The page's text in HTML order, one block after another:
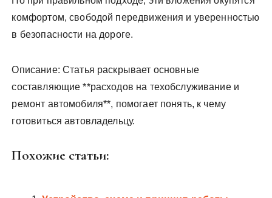
комфортом, свободой передвижения и уверенностью
в безопасности на дороге.
Описание: Статья раскрывает основные
составляющие **расходов на техобслуживание и
ремонт автомобиля**, помогает понять, к чему
готовиться автовладельцу.
Похожие статьи: